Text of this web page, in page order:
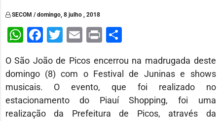
SECOM / domingo, 8 julho , 2018
WhatsApp
Facebook
Twitter
Email
PrintShare
O São João de Picos encerrou na madrugada deste
domingo (8) com o Festival de Juninas e shows
musicais. O evento, que foi realizado no
estacionamento do Piauí Shopping, foi uma
realização da Prefeitura de Picos, através da